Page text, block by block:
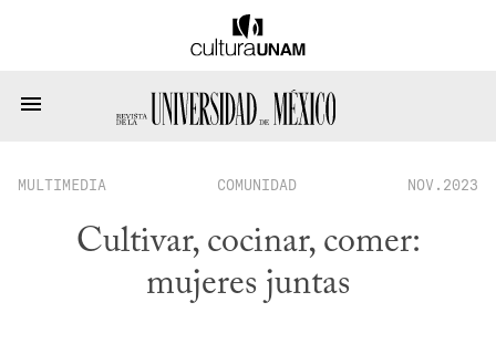
MULTIMEDIA COMUNIDAD NOV.2023
Cultivar, cocinar, comer:
mujeres juntas